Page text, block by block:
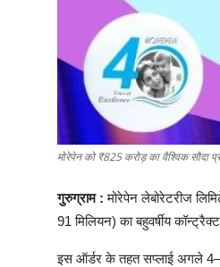
मोरेपेन को ₹825 करोड़ का वैश्विक सौदा
गुरुग्राम:मोरेपेन लेबोरेटरीज
91मिलियन)का बहुवर्षीय कॉन्ट्रैक्ट
इस ऑर्डर के तहत सप्लाई अगले